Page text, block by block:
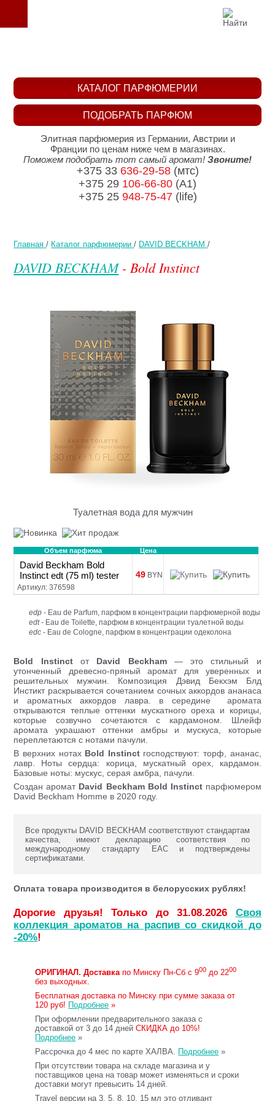
Главная / Каталог парфюмерии / DAVID BECKHAM /
DAVID BECKHAM- Bold Instinct
Туалетная вода для мужчин
Объем парфюма Цена
David Beckham Bold
Instinct edt (75 ml) tester
Артикул: 376598
49 BYN
edp - Eau de Parfum, парфюм в концентрации парфюмерной воды
edt- Eau de Toilette, парфюм в концентрации туалетной воды
edc - Eau de Cologne, парфюм в концентрации одеколона
Bold Instinct от David Beckham — это стильный и
утонченный древесно-пряный аромат для уверенных и
решительных мужчин. Композиция Дэвид Бекхэм Блд
Инстикт раскрывается сочетанием сочных аккордов ананаса
и ароматных аккордов лавра. в середине аромата
открываются теплые оттенки мускатного ореха и корицы,
которые созвучно сочетаются с кардамоном. Шлейф
аромата украшают оттенки амбры и мускуса, которые
переплетаются с нотами пачули.
В верхних нотах Bold Instinctгосподствуют: торф, ананас,
лавр. Ноты сердца: корица, мускатный орех, кардамон.
Базовые ноты: мускус, серая амбра, пачули.
Создан аромат David Beckham Bold Instinctпарфюмером
David Beckham Homme в 2020 году.
Все продукты DAVID BECKHAM соответствуют стандартам
качества, имеют декларацию соответствия по
международному стандарту ЕАС и подтверждены
сертификатами.
Оплата товара производится в белорусских рублях!
Дорогие друзья! Только до 31.08.2026 Своя
коллекция ароматов на распив со скидкой до
-20%!
ОРИГИНАЛ. Доставкапо Минску Пн-Сб с 900 до 2200
без выходных.
Бесплатная доставка по Минску при сумме заказа от
120 руб! Подробнее »
При оформлении предварительного заказа с
доставкой от 3 до 14 днейСКИДКА до 10%!
Подробнее »
Рассрочка до 4 мес по карте ХАЛВА. Подробнее »
При отсутствии товара на складе магазина и у
поставщиков цена на товар может изменяться и сроки
доставки могут превысить 14 дней.
Travel версии на 3, 5, 8, 10, 15 мл это отливант
ПОДОБРАТЬ ПАРФЮМ
КАТАЛОГ ПАРФЮМЕРИИ
Элитная парфюмерия из Германии, Австрии и
Франции по ценам ниже чем в магазинах.
Поможем подобрать тот самый аромат! Звоните!
+375 33 636-29-58(мтс)
+375 29 106-66-80 (A1)
+375 25 948-75-47(life)